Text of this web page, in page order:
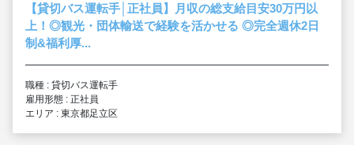
【貸切バス運転手│正社員】月収の総支給目安30万円以
上！◎観光・団体輸送で経験を活かせる ◎完全週休2日
制&福利厚...
職種 : 貸切バス運転手
雇用形態 : 正社員
エリア : 東京都足立区